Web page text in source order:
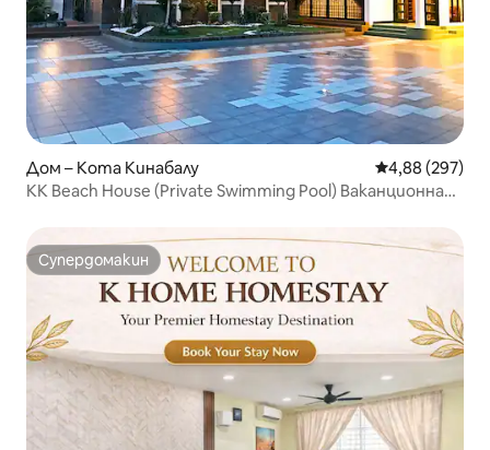
Дом – Кота Кинабалу Средна
4,88 (297)
KK Beach House (Private Swimming Pool) Ваканционна
Супердомакин
Супердомакин